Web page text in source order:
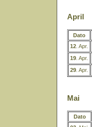
April
Dato
12 . Apr.
19 . Apr.
29 . Apr.
Mai
Dato